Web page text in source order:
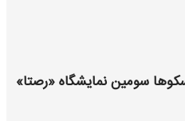
سومین نمایشگاه «رصتا»